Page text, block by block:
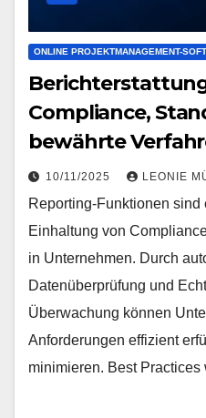
ONLINE PROJEKTMANAGEMENT-
Compliance,
bewährte
10/11/2025 LEONIE
Reporting-Funktionen
Einhaltung von
in Unternehmen. Durch
Datenüberprüfung und
Überwachung können
Anforderungen effizient
minimieren. Best